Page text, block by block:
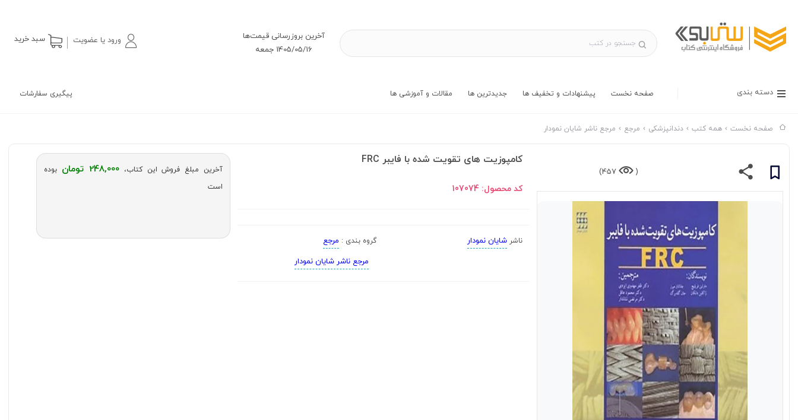
آخرین بروز‌رسانی قیمت‌ها
1405/05/16 جمعه
ورود یا عضویت سبد خرید
دسته بندی صفحه نخست پیگیری سفارشات پیشنهادات و تخفیف ها جدیدترین ها مقالات و آموزشی ها
صفحه نخست همه کتب دندانپزشکی مرجع مرجع ناشر شایان نمودار
(
457)
کامپوزیت های تقویت شده با فایبر FRC
کد محصول:107074
ناشرشایان نمودار گروه بندی : مرجع
مرجع ناشر شایان نمودار
آخرین مبلغ فروش این کتاب،248,000 تومان
بوده
است